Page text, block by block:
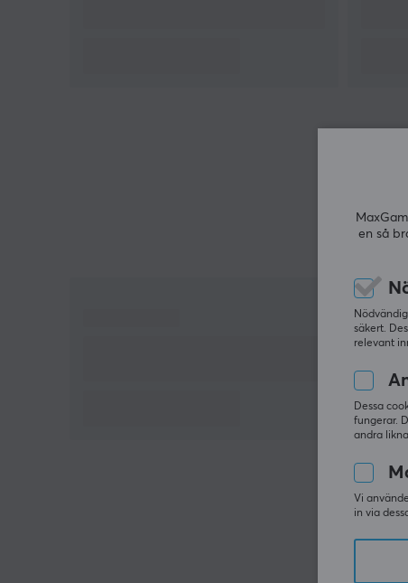
en så
säkert.
relevant
Dessa
fungerar.
andra
Vi
in via